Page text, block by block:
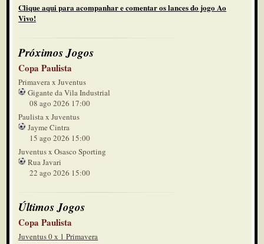
Clique aqui para acompanhar e comentar os lances do jogo Ao
Vivo!
Próximos Jogos
Copa Paulista
Primavera x Juventus
Gigante da Vila Industrial
08 ago 2026 17:00
Paulista x Juventus
Jayme Cintra
15 ago 2026 15:00
Juventus x Osasco Sporting
Rua Javari
22 ago 2026 15:00
Últimos Jogos
Copa Paulista
Juventus 0 x 1 Primavera